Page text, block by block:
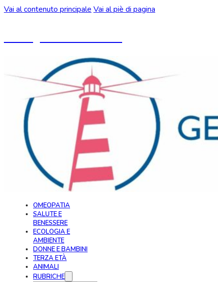
Vai al contenuto principale Vai al piè di pagina
OMEOPATIA
SALUTE E
BENESSERE
ECOLOGIA E
AMBIENTE
DONNE E BAMBINI
TERZA ETÀ
ANIMALI
RUBRICHE